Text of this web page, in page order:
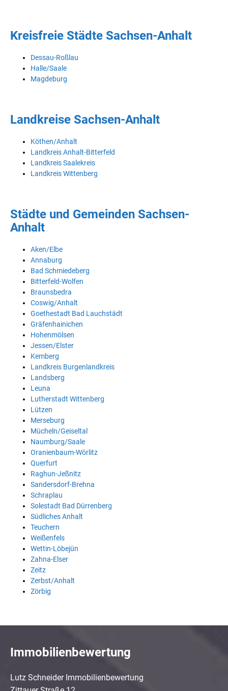
Kreisfreie Städte Sachsen-Anhalt
Dessau-Roßlau
Halle/Saale
Magdeburg
Landkreise Sachsen-Anhalt
Köthen/Anhalt
Landkreis Anhalt-Bitterfeld
Landkreis Saalekreis
Landkreis Wittenberg
Städte und Gemeinden Sachsen-
Anhalt
Aken/Elbe
Annaburg
Bad Schmiedeberg
Bitterfeld-Wolfen
Braunsbedra
Coswig/Anhalt
Goethestadt Bad Lauchstädt
Gräfenhainichen
Hohenmölsen
Jessen/Elster
Kemberg
Landkreis Burgenlandkreis
Landsberg
Leuna
Lutherstadt Wittenberg
Lützen
Merseburg
Mücheln/Geiseltal
Naumburg/Saale
Oranienbaum-Wörlitz
Querfurt
Raghun-Jeßnitz
Sandersdorf-Brehna
Schraplau
Solestadt Bad Dürrenberg
Südliches Anhalt
Teuchern
Weißenfels
Wettin-Löbejün
Zahna-Elser
Zeitz
Zerbst/Anhalt
Zörbig
Immobilienbewertung
Lutz Schneider Immobilienbewertung